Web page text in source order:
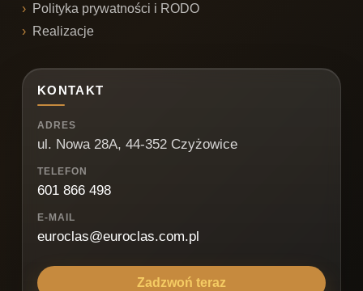
Polityka prywatności i RODO
Realizacje
KONTAKT
ADRES
ul. Nowa 28A, 44-352 Czyżowice
TELEFON
601 866 498
E-MAIL
euroclas@euroclas.com.pl
Zadzwoń teraz